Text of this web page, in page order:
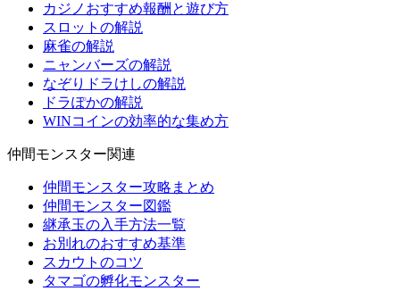
カジノおすすめ報酬と遊び方
スロットの解説
麻雀の解説
ニャンバーズの解説
なぞりドラけしの解説
ドラぽかの解説
WINコインの効率的な集め方
仲間モンスター関連
仲間モンスター攻略まとめ
仲間モンスター図鑑
継承玉の入手方法一覧
お別れのおすすめ基準
スカウトのコツ
タマゴの孵化モンスター